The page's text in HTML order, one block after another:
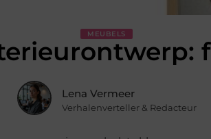
MEUBELS
Lena Vermeer
Verhalenverteller & Redacteur